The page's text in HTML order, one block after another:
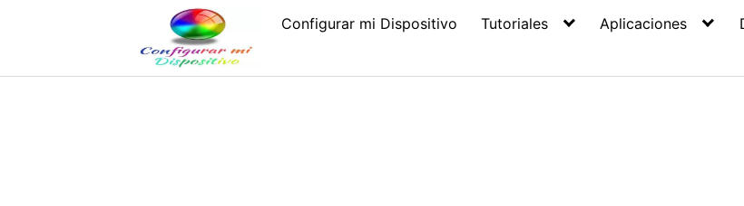
Configurar mi Dispositivo Tutoriales Aplicaciones